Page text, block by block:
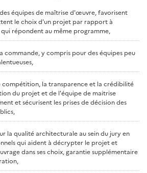
équipes de maîtrise d'œuvre, favorisent
le choix d'un projet par rapport à
répondent au même programme,
commande, y compris pour des équipes peu
compétition, la transparence et la crédibilité
du projet et de l'équipe de maitrise
et sécurisent les prises de décision des
la qualité architecturale au sein du jury en
qui aident à décrypter le projet et
dans ses choix, garantie supplémentaire